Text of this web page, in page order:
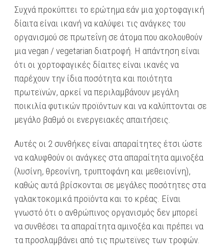
Συχνά προκύπτει το ερώτημα εάν μια χορτοφαγική
δίαιτα είναι ικανή να καλύψει τις ανάγκες του
οργανισμού σε πρωτεΐνη σε άτομα που ακολουθούν
μια vegan / vegetarian διατροφή. Η απάντηση είναι
ότι οι χορτοφαγικές δίαιτες είναι ικανές να
παρέχουν την ίδια ποσότητα και ποιότητα
πρωτεϊνών, αρκεί να περιλαμβάνουν μεγάλη
ποικιλία φυτικών προϊόντων και να καλύπτονται σε
μεγάλο βαθμό οι ενεργειακές απαιτήσεις.
Αυτές οι 2 συνθήκες είναι απαραίτητες έτσι ώστε
να καλυφθούν οι ανάγκες στα απαραίτητα αμινοξέα
(λυσίνη, θρεονίνη, τρυπτοφάνη και μεθειονίνη),
καθώς αυτά βρίσκονται σε μεγάλες ποσότητες στα
γαλακτοκομικά προϊόντα και το κρέας. Είναι
γνωστό ότι ο ανθρώπινος οργανισμός δεν μπορεί
να συνθέσει τα απαραίτητα αμινοξέα και πρέπει να
τα προσλαμβάνει από τις πρωτεϊνες των τροφών.